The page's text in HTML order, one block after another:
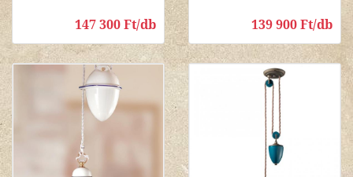
147 300 Ft/db 139 900 Ft/db